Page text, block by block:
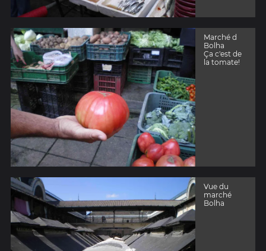
Marché d
Bolha
Ça c'est de
la tomate!
Vue du
marché
Bolha